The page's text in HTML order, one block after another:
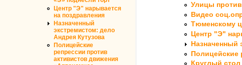
Центр "Э" нарывается
на поздравления
Назначенный
экстремистом: дело
Андрея Кутузова
Полицейские
репрессии против
активистов движения
Улицы
Видео
Тюменскому
Центр "Э"
Назначенный
Полицейские
Круглый